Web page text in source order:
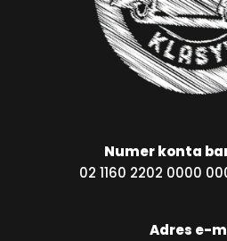
Numer konta
02 1160 2202 0000
Adres e-